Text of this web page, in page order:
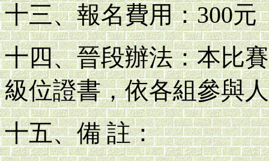
十三、報名費用：300元
十四、晉段辦法：本比
級位證書，依各組參與
十五、備 註：